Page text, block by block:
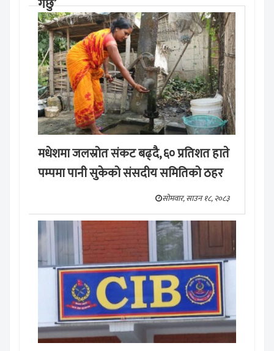
गर्छु’
मङ्लबार, साउन १९, २०८३
मधेशमा जलस्रोत संकट बढ्दै, ६० प्रतिशत हाते
पम्पमा पानी सुकेको संसदीय समितिको ठहर
सोमवार, साउन १८, २०८३